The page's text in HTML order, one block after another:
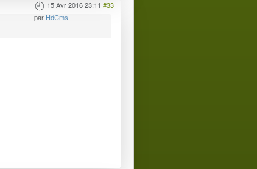
15 Avr 2016 23:11 #33
par HdCms